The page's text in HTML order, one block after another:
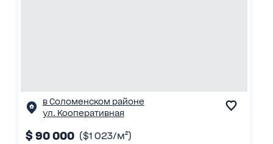
в Соломенском районе
ул. Кооперативная
$ 90 000 ($1 023/м²)